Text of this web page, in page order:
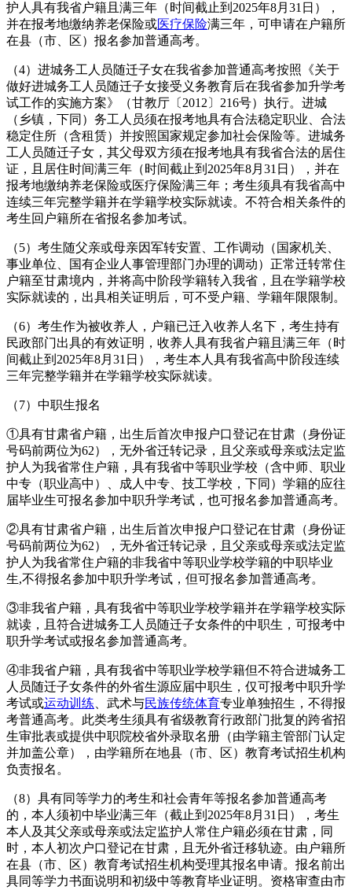
护人具有我省户籍且满三年（时间截止到2025年8月31日），
并在报考地缴纳养老保险或医疗保险满三年，可申请在户籍所
在县（市、区）报名参加普通高考。
（4）进城务工人员随迁子女在我省参加普通高考按照《关于
做好进城务工人员随迁子女接受义务教育后在我省参加升学考
试工作的实施方案》（甘教厅〔2012〕216号）执行。进城
（乡镇，下同）务工人员须在报考地具有合法稳定职业、合法
稳定住所（含租赁）并按照国家规定参加社会保险等。进城务
工人员随迁子女，其父母双方须在报考地具有我省合法的居住
证，且居住时间满三年（时间截止到2025年8月31日），并在
报考地缴纳养老保险或医疗保险满三年；考生须具有我省高中
连续三年完整学籍并在学籍学校实际就读。不符合相关条件的
考生回户籍所在省报名参加考试。
（5）考生随父亲或母亲因军转安置、工作调动（国家机关、
事业单位、国有企业人事管理部门办理的调动）正常迁转常住
户籍至甘肃境内，并将高中阶段学籍转入我省，且在学籍学校
实际就读的，出具相关证明后，可不受户籍、学籍年限限制。
（6）考生作为被收养人，户籍已迁入收养人名下，考生持有
民政部门出具的有效证明，收养人具有我省户籍且满三年（时
间截止到2025年8月31日），考生本人具有我省高中阶段连续
三年完整学籍并在学籍学校实际就读。
（7）中职生报名
①具有甘肃省户籍，出生后首次申报户口登记在甘肃（身份证
号码前两位为62），无外省迁转记录，且父亲或母亲或法定监
护人为我省常住户籍，具有我省中等职业学校（含中师、职业
中专（职业高中）、成人中专、技工学校，下同）学籍的应往
届毕业生可报名参加中职升学考试，也可报名参加普通高考。
②具有甘肃省户籍，出生后首次申报户口登记在甘肃（身份证
号码前两位为62），无外省迁转记录，且父亲或母亲或法定监
护人为我省常住户籍的非我省中等职业学校学籍的中职毕业
生,不得报名参加中职升学考试，但可报名参加普通高考。
③非我省户籍，具有我省中等职业学校学籍并在学籍学校实际
就读，且符合进城务工人员随迁子女条件的中职生，可报考中
职升学考试或报名参加普通高考。
④非我省户籍，具有我省中等职业学校学籍但不符合进城务工
人员随迁子女条件的外省生源应届中职生，仅可报考中职升学
考试或运动训练 、武术与民族传统体育专业单独招生，不得报
考普通高考。此类考生须具有省级教育行政部门批复的跨省招
生审批表或提供中职院校省外录取名册（由学籍主管部门认定
并加盖公章），由学籍所在地县（市、区）教育考试招生机构
负责报名。
（8）具有同等学力的考生和社会青年等报名参加普通高考
的，本人须初中毕业满三年（截止到2025年8月31日），考生
本人及其父亲或母亲或法定监护人常住户籍必须在甘肃，同
时，本人初次户口登记在甘肃，且无外省迁移轨迹。由户籍所
在县（市、区）教育考试招生机构受理其报名申请。报名前出
具同等学力书面说明和初级中等教育毕业证明。资格审查由市